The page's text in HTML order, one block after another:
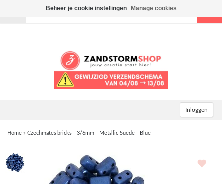
Inloggen
Home » Czechmates bricks - 3/6mm - Metallic Suede - Blue
Beheer je cookie instellingen Manage cookies